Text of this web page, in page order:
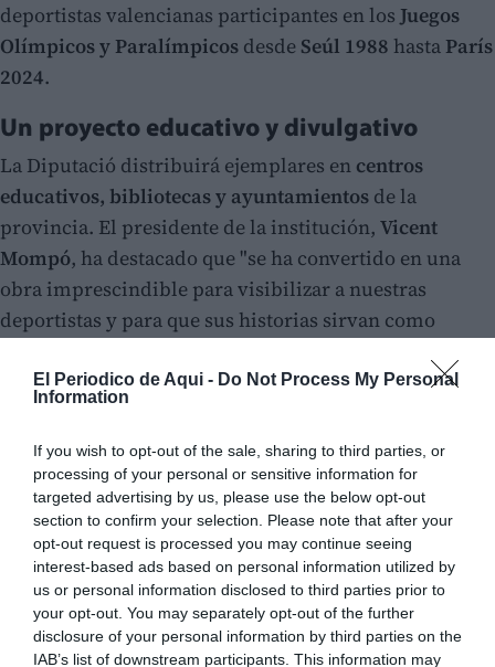
El Periodico de Aqui - Do Not Process My Personal
Information
If you wish to opt-out of the sale, sharing to third parties, or
processing of your personal or sensitive information for
targeted advertising by us, please use the below opt-out
section to confirm your selection. Please note that after your
opt-out request is processed you may continue seeing
interest-based ads based on personal information utilized by
us or personal information disclosed to third parties prior to
your opt-out. You may separately opt-out of the further
disclosure of your personal information by third parties on the
IAB’s list of downstream participants. This information may
deportistas valencianas participantes en los Juegos
Olímpicos y Paralímpicos desde Seúl 1988 hasta París
2024.
Un proyecto educativo y divulgativo
La Diputació distribuirá ejemplares en centros
educativos, bibliotecas y ayuntamientos de la
provincia. El presidente de la institución, Vicent
Mompó, ha destacado que "se ha convertido en una
obra imprescindible para visibilizar a nuestras
deportistas y para que sus historias sirvan como
éxito no está solo en los resultados, sino en el ejemplo